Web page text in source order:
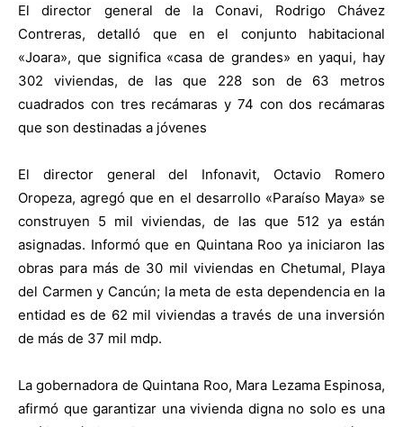
El director general de la Conavi, Rodrigo Chávez
Contreras, detalló que en el conjunto habitacional
«Joara», que significa «casa de grandes» en yaqui, hay
302 viviendas, de las que 228 son de 63 metros
cuadrados con tres recámaras y 74 con dos recámaras
que son destinadas a jóvenes
El director general del Infonavit, Octavio Romero
Oropeza, agregó que en el desarrollo «Paraíso Maya» se
construyen 5 mil viviendas, de las que 512 ya están
asignadas. Informó que en Quintana Roo ya iniciaron las
obras para más de 30 mil viviendas en Chetumal, Playa
del Carmen y Cancún; la meta de esta dependencia en la
entidad es de 62 mil viviendas a través de una inversión
de más de 37 mil mdp.
La gobernadora de Quintana Roo, Mara Lezama Espinosa,
afirmó que garantizar una vivienda digna no solo es una